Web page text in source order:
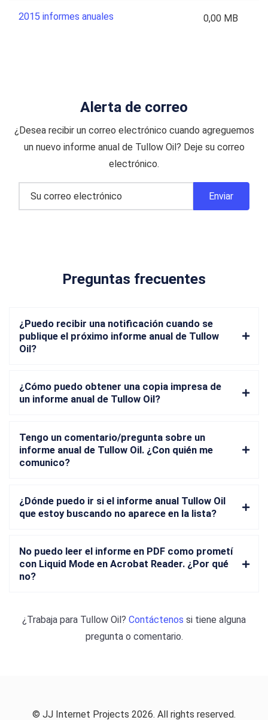
2015 informes anuales 0,00 MB
Alerta de correo
¿Desea recibir un correo electrónico cuando agreguemos
un nuevo informe anual de Tullow Oil? Deje su correo
electrónico.
Preguntas frecuentes
¿Puedo recibir una notificación cuando se
publique el próximo informe anual de Tullow
Oil?
¿Cómo puedo obtener una copia impresa de
un informe anual de Tullow Oil?
Tengo un comentario/pregunta sobre un
informe anual de Tullow Oil. ¿Con quién me
comunico?
¿Dónde puedo ir si el informe anual Tullow Oil
que estoy buscando no aparece en la lista?
No puedo leer el informe en PDF como prometí
con Liquid Mode en Acrobat Reader. ¿Por qué
no?
¿Trabaja para Tullow Oil? Contáctenos si tiene alguna
pregunta o comentario.
© JJ Internet Projects 2026. All rights reserved.